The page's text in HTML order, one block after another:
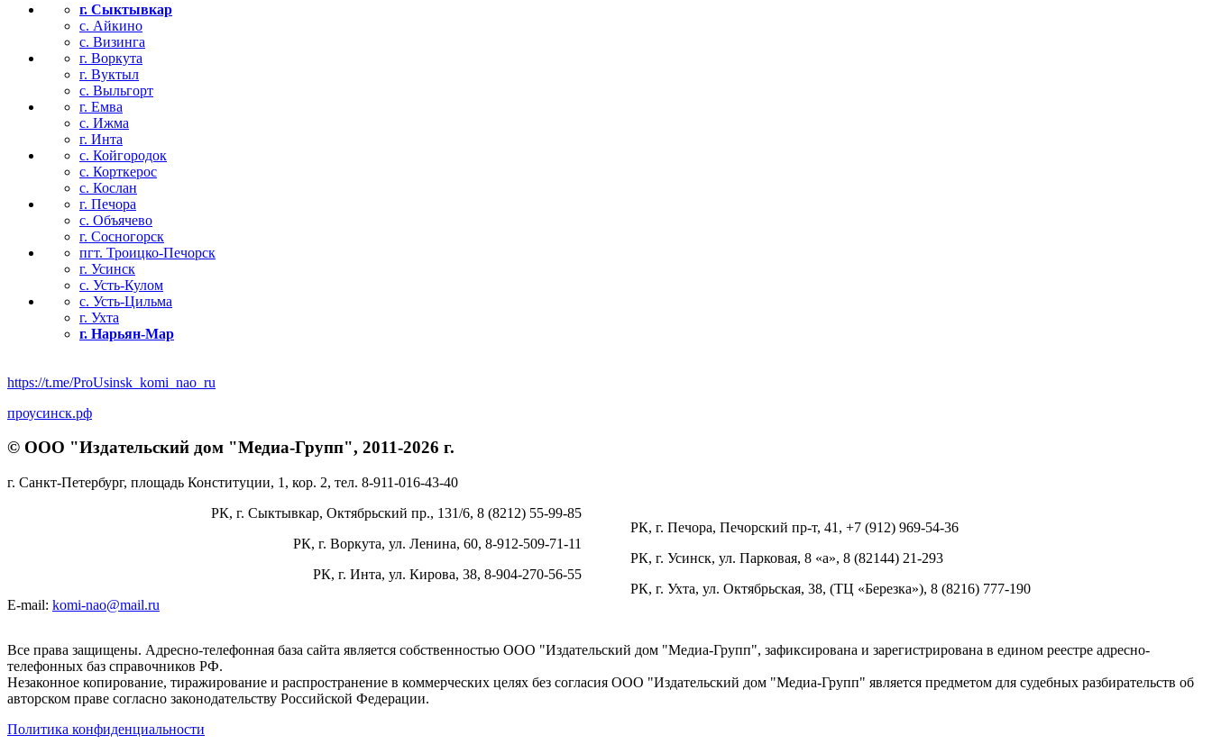
г. Сыктывкар
с. Айкино
с. Визинга
г. Воркута
г. Вуктыл
с. Выльгорт
г. Емва
с. Ижма
г. Инта
с. Койгородок
с. Корткерос
с. Кослан
г. Печора
с. Объячево
г. Сосногорск
пгт. Троицко-Печорск
г. Усинск
с. Усть-Кулом
с. Усть-Цильма
г. Ухта
г. Нарьян-Мар
https://t.me/ProUsinsk_komi_nao_ru
проусинск.рф
© ООО "Издательский дом "Медиа-Групп", 2011-2026 г.
г. Санкт-Петербург, площадь Конституции, 1, кор. 2, тел. 8-911-016-43-40
РК, г. Печора, Печорский пр-т, 41, +7 (912) 969-54-36
РК, г. Усинск, ул. Парковая, 8 «а», 8 (82144) 21-293
РК, г. Ухта, ул. Октябрьская, 38, (ТЦ «Березка»), 8 (8216) 777-190
РК, г. Сыктывкар, Октябрьский пр., 131/6, 8 (8212) 55-99-85
РК, г. Воркута, ул. Ленина, 60, 8-912-509-71-11
РК, г. Инта, ул. Кирова, 38, 8-904-270-56-55
E-mail: komi-nao@mail.ru
Все права защищены. Адресно-телефонная база сайта является собственностью ООО "Издательский дом "Медиа-Групп", зафиксирована и зарегистрирована в едином реестре адресно-
телефонных баз справочников РФ.
Незаконное копирование, тиражирование и распространение в коммерческих целях без согласия ООО "Издательский дом "Медиа-Групп" является предметом для судебных разбирательств об
авторском праве согласно законодательству Российской Федерации.
Политика конфиденциальности